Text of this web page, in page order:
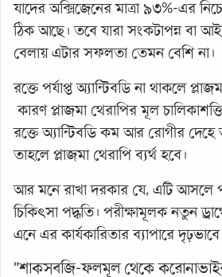
যাদের অক্সিজেনের মাত্রা ৯৩%-এর
ঠিক আছে। তবে যারা সংকটাপন্ন বা
বেলায় এটার সফলতা তেমন বেশি না।
রক্তে পর্যাপ্ত অ্যান্টিবডি না থাকলে
কারণ প্লাজমা থেরাপির মূল
রক্তে অ্যান্টিবডি কম আর রোগীর দেহে
তাহলে প্লাজমা থেরাপি ব্যর্থ হবে।
আর মনে রাখা দরকার যে, এটি আসলে
চিকিৎসা পদ্ধতি। পরীক্ষামূলক নতুন
এনে এর কার্যকারিতার ব্যাপারে
"শাকসবজি-ফলমূল থেকে